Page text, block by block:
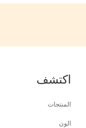
اكتشف
المنتجات
الون